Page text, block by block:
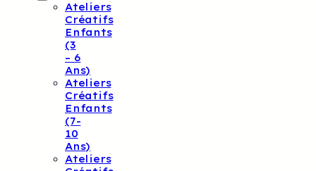
Ateliers
Créatifs
Enfants
(3
– 6
Ans)
Ateliers
Créatifs
Enfants
(7-
10
Ans)
Ateliers